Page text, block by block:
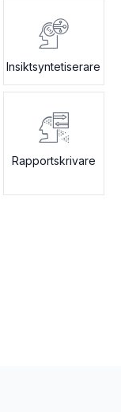
Insiktsyntetiserare
Rapportskrivare